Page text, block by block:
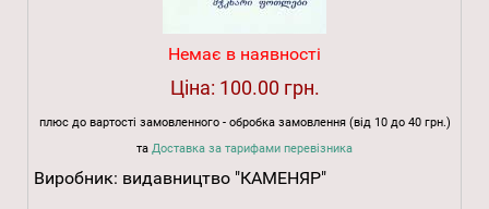
Немає в наявності
Ціна: 100.00 грн.
плюс до вартості замовленного - обробка замовлення (від 10 до 40 грн.)
та Доставка за тарифами перевізника
Виробник: видавництво "КАМЕНЯР"